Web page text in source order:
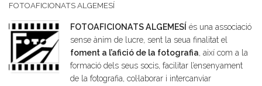
FOTOAFICIONATS ALGEMESÍ
FOTOAFICIONATS ALGEMESÍ és una associació
sense ànim de lucre, sent la seua finalitat el
foment a l’afició de la fotografia, així com a la
formació dels seus socis, facilitar l’ensenyament
de la fotografia, col·laborar i intercanviar